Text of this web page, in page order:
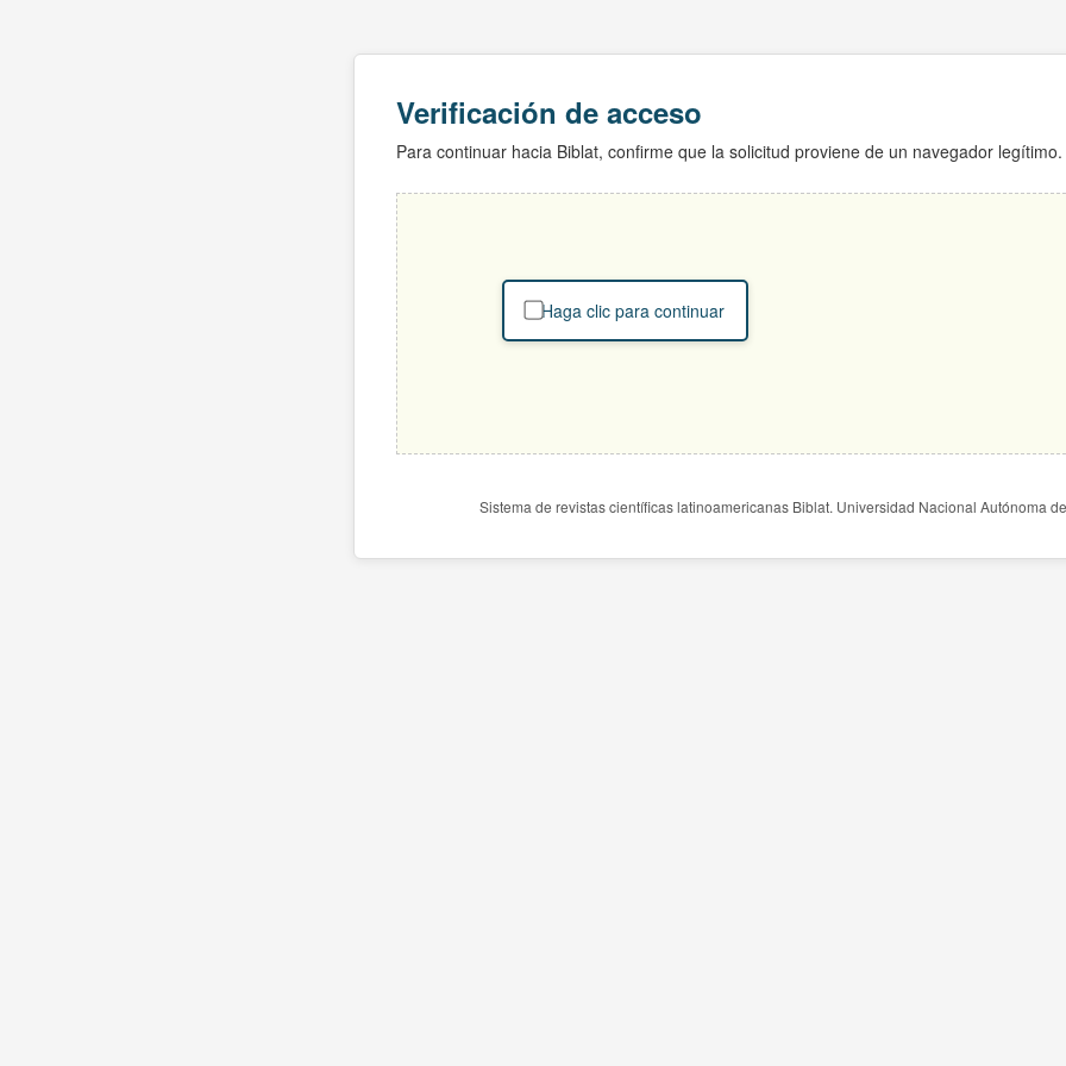
Verificación de acceso
Para continuar hacia Biblat, confirme que la solicitud proviene de un navegador legítimo.
Haga clic para continuar
Sistema de revistas científicas latinoamericanas Biblat. Universidad Nacional Autónoma